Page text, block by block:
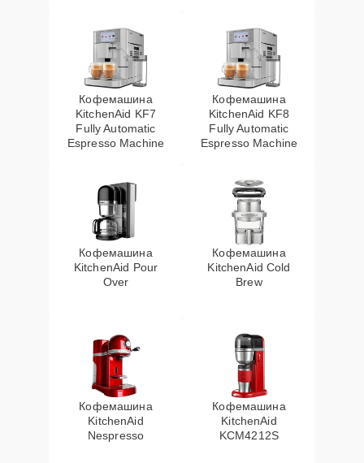
Кофемашина
KitchenAid KF7
Fully Automatic
Espresso Machine
Кофемашина
KitchenAid KF8
Fully Automatic
Espresso Machine
Кофемашина
KitchenAid Pour
Over
Кофемашина
KitchenAid Cold
Brew
Кофемашина
KitchenAid
Nespresso
Кофемашина
KitchenAid
KCM4212S